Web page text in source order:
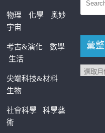
物理 化學
奧妙
宇宙
考古&演化
數學
生活
尖端科技&材料
生物
社會科學科學藝
術
彙整